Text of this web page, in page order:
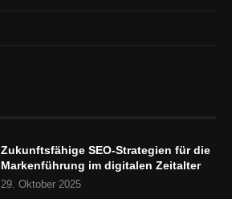
Zukunftsfähige SEO-Strategien für die
Markenführung im digitalen Zeitalter
29. Oktober 2025